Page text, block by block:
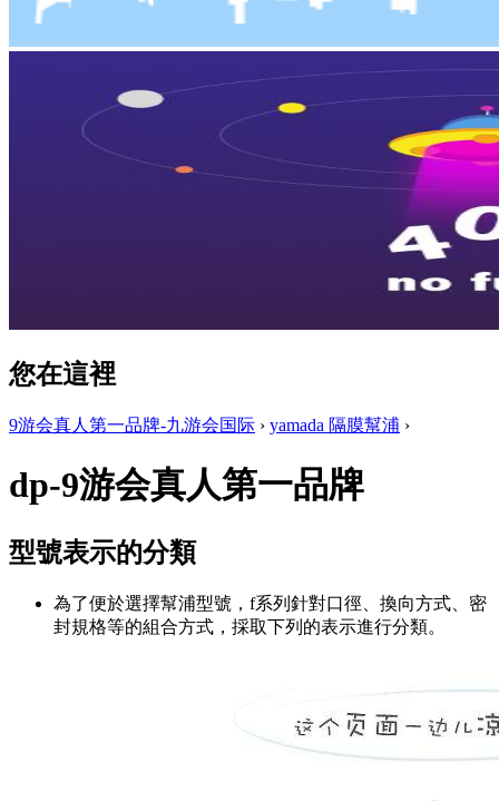
您在這裡
9游会真人第一品牌-九游会国际 › yamada 隔膜幫浦 ›
dp-9游会真人第一品牌
型號表示的分類
為了便於選擇幫浦型號，f系列針對口徑、換向方式、密
封規格等的組合方式，採取下列的表示進行分類。